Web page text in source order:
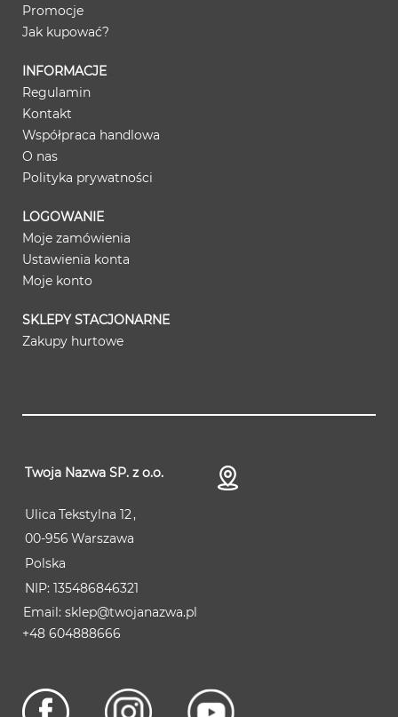
Promocje
Jak kupować?
INFORMACJE
Regulamin
Kontakt
Współpraca handlowa
O nas
Polityka prywatności
LOGOWANIE
Moje zamówienia
Ustawienia konta
Moje konto
SKLEPY STACJONARNE
Zakupy hurtowe
Twoja Nazwa SP. z o.o.
Ulica Tekstylna 12
00-956 Warszawa
Polska
NIP: 135486846321
sklep@twojanazwa.pl
+48 604888666